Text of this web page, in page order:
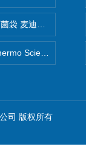
袋 麦迪康Medicom
Scientific S1移
司 版权所有